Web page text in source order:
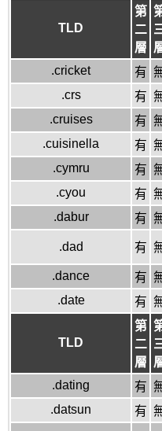
TLD
第
二
層
.cricket 有
.crs
有
.cruises
有
.cuisinella
有
.cymru
有
.cyou
有
.dabur
有
.dad 有
.dance
有
.date
有
TLD
第
二
層
.dating 有
.datsun
有